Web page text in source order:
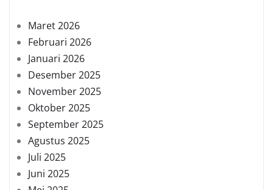
Maret 2026
Februari 2026
Januari 2026
Desember 2025
November 2025
Oktober 2025
September 2025
Agustus 2025
Juli 2025
Juni 2025